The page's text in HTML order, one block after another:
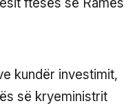
kundër investimit,
së kryeministrit